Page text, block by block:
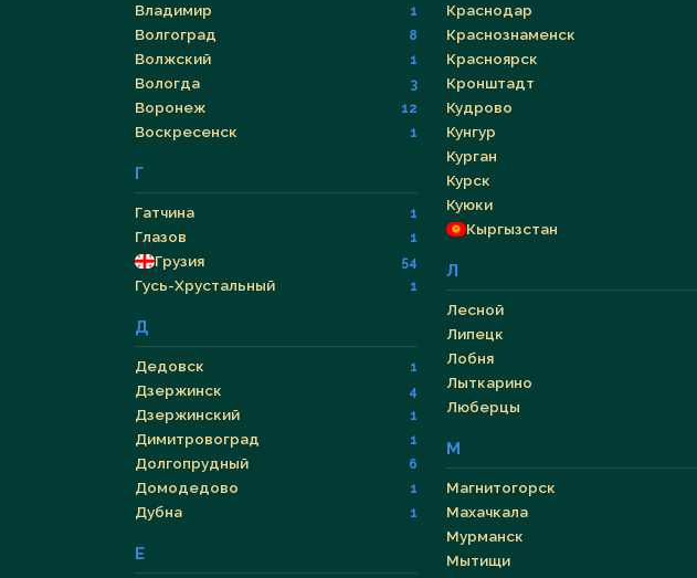
Владимир 1
Волгоград 8
Волжский 1
Вологда 3
Воронеж 12
Воскресенск 1
Г
Гатчина 1
Глазов 1
Грузия 54
Гусь-Хрустальный 1
Д
Дедовск 1
Дзержинск 4
Дзержинский 1
Димитровоград 1
Долгопрудный 6
Домодедово 1
Дубна 1
Е
Краснодар
Краснознаменск
Красноярск
Кронштадт
Кудрово
Кунгур
Курган
Курск
Куюки
Кыргызстан
Л
Лесной
Липецк
Лобня
Лыткарино
Люберцы
М
Магнитогорск
Махачкала
Мурманск
Мытищи